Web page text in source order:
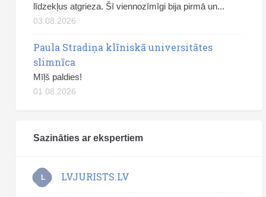
līdzekļus atgrieza. Šī viennozīmīgi bija pirmā un...
03.08.2026
Paula Stradiņa klīniskā universitātes
slimnīca
Mīļš paldies!
01.08.2026
Sazināties ar ekspertiem
L LVJURISTS.LV